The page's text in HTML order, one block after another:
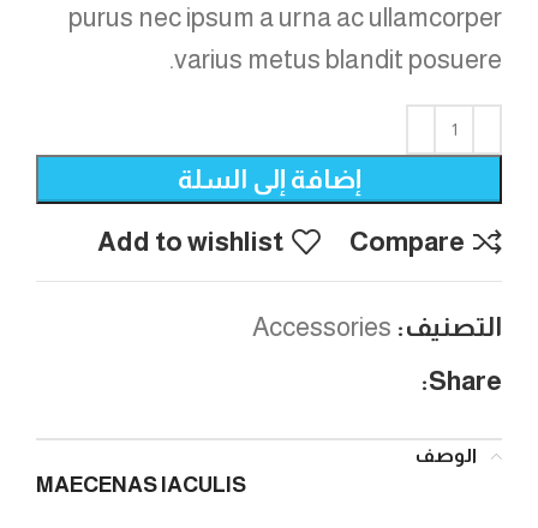
purus nec ipsum a urna ac ullamcorper
varius metus blandit posuere.
إضافة إلى السلة
Compare
Add to wishlist
التصنيف: Accessories
Share:
الوصف
MAECENAS IACULIS